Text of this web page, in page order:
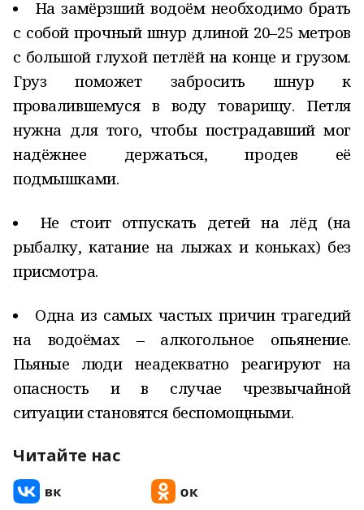
На замёрзший водоём необходимо брать
с собой прочный шнур длиной 20–25 метров
с большой глухой петлёй на конце и грузом.
Груз поможет забросить шнур к
провалившемуся в воду товарищу. Петля
нужна для того, чтобы пострадавший мог
надёжнее держаться, продев её
подмышками.
Не стоит отпускать детей на лёд (на
рыбалку, катание на лыжах и коньках) без
присмотра.
Одна из самых частых причин трагедий
на водоёмах – алкогольное опьянение.
Пьяные люди неадекватно реагируют на
опасность и в случае чрезвычайной
ситуации становятся беспомощными.
Читайте нас